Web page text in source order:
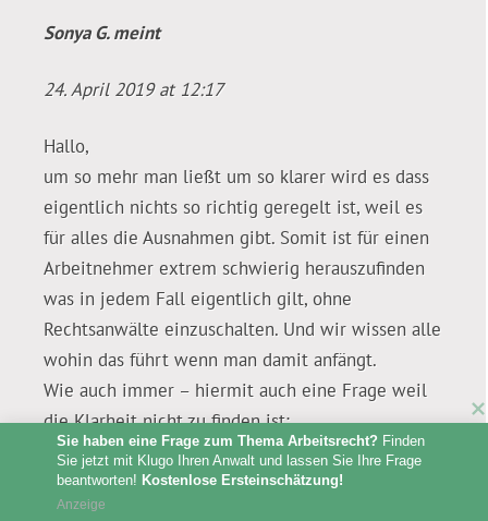
Sonya G.meint
24. April 2019 at 12:17
Hallo,
um so mehr man ließt um so klarer wird es dass
eigentlich nichts so richtig geregelt ist, weil es
für alles die Ausnahmen gibt. Somit ist für einen
Arbeitnehmer extrem schwierig herauszufinden
was in jedem Fall eigentlich gilt, ohne
Rechtsanwälte einzuschalten. Und wir wissen alle
wohin das führt wenn man damit anfängt.
Wie auch immer – hiermit auch eine Frage weil
die Klarheit nicht zu finden ist:
Als Helfer HSK bei Meister – Handwerksbetrieb
im Bereich Heizung, Lüftung, Sanitär beschäftigt.
Im Dienstvertrag ist nicht ersichtlich ob und
Sie haben eine Frage zum Thema Arbeitsrecht? Finden
Sie jetzt mit Klugo Ihren Anwalt und lassen Sie Ihre Frage
beantworten! Kostenlose Ersteinschätzung!
Anzeige